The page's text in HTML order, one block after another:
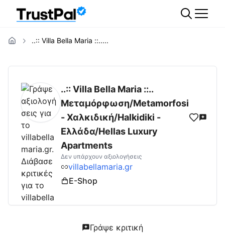
..:: Villa Bella Maria ::.....
villabellamaria.grΑξιολογήσεις | Δες
..:: Villa Bella Maria ::..
Μεταμόρφωση/Metamorfosi
- Χαλκιδική/Halkidiki -
Ελλάδα/Hellas Luxury
Apartments
Δεν υπάρχουν αξιολογήσεις
villabellamaria.gr
E-Shop
Γράψε κριτική